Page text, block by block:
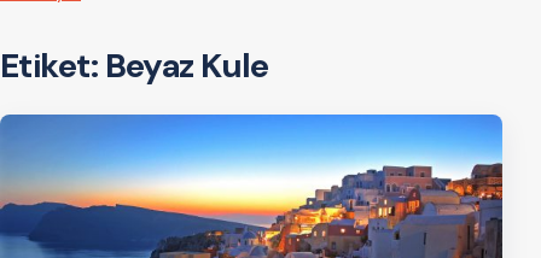
Etiket: Beyaz Kule